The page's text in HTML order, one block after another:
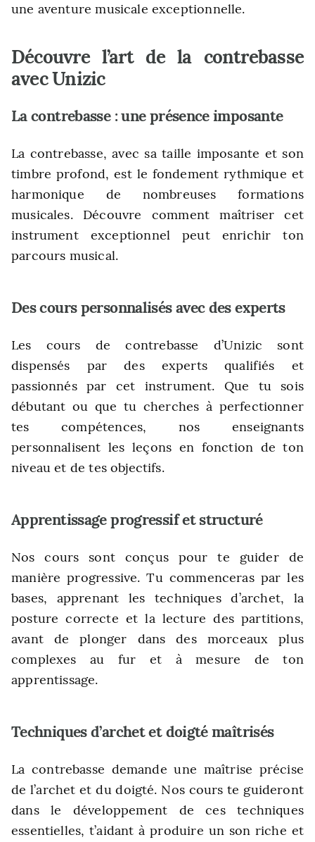
une aventure musicale exceptionnelle.
Découvre l’art de la contrebasse
avec Unizic
La contrebasse : une présence imposante
La contrebasse, avec sa taille imposante et son
timbre profond, est le fondement rythmique et
harmonique de nombreuses formations
musicales. Découvre comment maîtriser cet
instrument exceptionnel peut enrichir ton
parcours musical.
Des cours personnalisés avec des experts
Les cours de contrebasse d’Unizic sont
dispensés par des experts qualifiés et
passionnés par cet instrument. Que tu sois
débutant ou que tu cherches à perfectionner
tes compétences, nos enseignants
personnalisent les leçons en fonction de ton
niveau et de tes objectifs.
Apprentissage progressif et structuré
Nos cours sont conçus pour te guider de
manière progressive. Tu commenceras par les
bases, apprenant les techniques d’archet, la
posture correcte et la lecture des partitions,
avant de plonger dans des morceaux plus
complexes au fur et à mesure de ton
apprentissage.
Techniques d’archet et doigté maîtrisés
La contrebasse demande une maîtrise précise
de l’archet et du doigté. Nos cours te guideront
dans le développement de ces techniques
essentielles, t’aidant à produire un son riche et